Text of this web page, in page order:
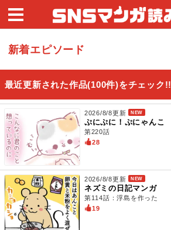
新着エピソード
最近更新された作品(100件)をチェック!!
2026/8/8更新 NEW
ぷにぷに！ぷにゃんこ
第220話
28
2026/8/8更新 NEW
ネズミの日記マンガ
第114話：浮島を作った
19